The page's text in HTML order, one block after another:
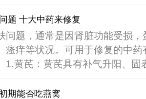
题 十大中药来修复
问题，通常是因肾脏功能受损
瘙痒等状况。可用于修复的中
1.黄芪：黄芪具有补气升阳、固
期能否吃燕窝